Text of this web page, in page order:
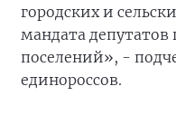
городских и
мандата депутатов
поселений», -
единороссов.